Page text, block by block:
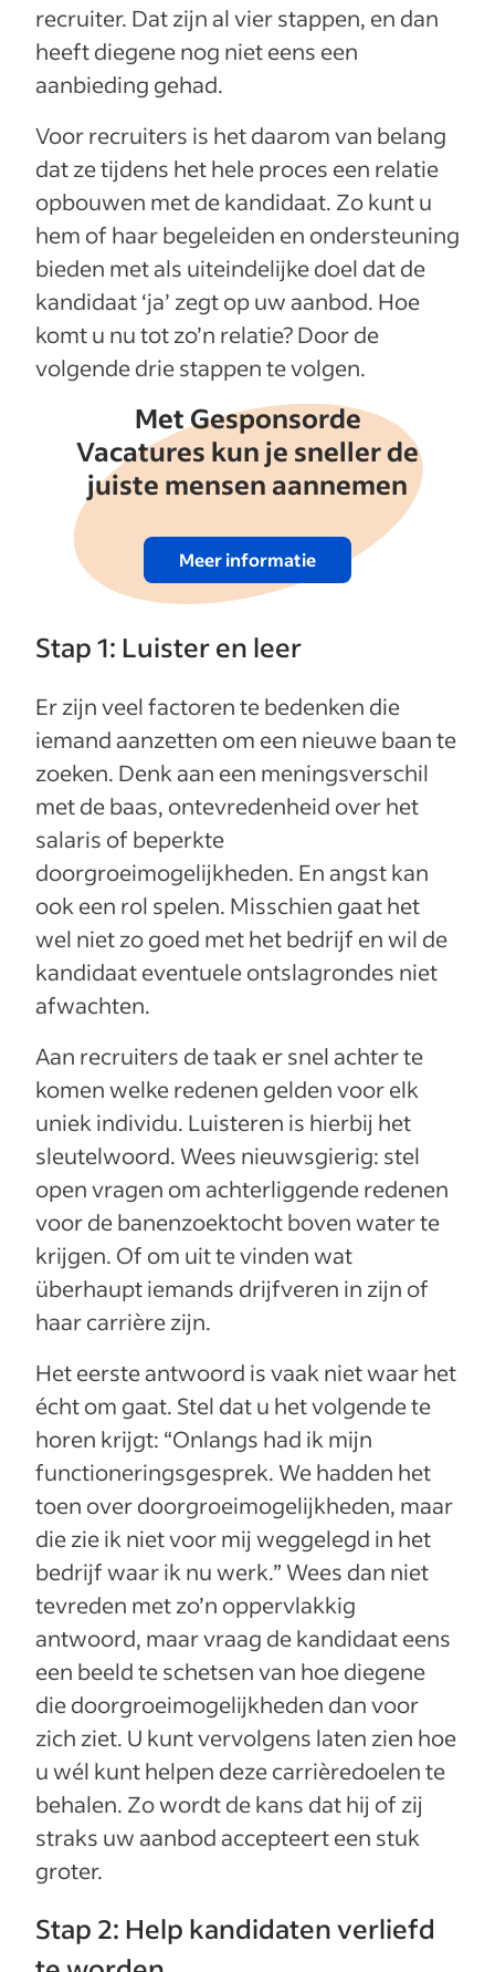
recruiter. Dat zijn al vier stappen, en dan
heeft diegene nog niet eens een
aanbieding gehad.
Voor recruiters is het daarom van belang
dat ze tijdens het hele proces een relatie
opbouwen met de kandidaat. Zo kunt u
hem of haar begeleiden en ondersteuning
bieden met als uiteindelijke doel dat de
kandidaat ‘ja’ zegt op uw aanbod. Hoe
komt u nu tot zo’n relatie? Door de
volgende drie stappen te volgen.
Met Gesponsorde
Vacatures kun je sneller de
juiste mensen aannemen
Meer informatie
Stap 1: Luister en leer
Er zijn veel factoren te bedenken die
iemand aanzetten om een nieuwe baan te
zoeken. Denk aan een meningsverschil
met de baas, ontevredenheid over het
salaris of beperkte
doorgroeimogelijkheden. En angst kan
ook een rol spelen. Misschien gaat het
wel niet zo goed met het bedrijf en wil de
kandidaat eventuele ontslagrondes niet
afwachten.
Aan recruiters de taak er snel achter te
komen welke redenen gelden voor elk
uniek individu. Luisteren is hierbij het
sleutelwoord. Wees nieuwsgierig: stel
open vragen om achterliggende redenen
voor de banenzoektocht boven water te
krijgen. Of om uit te vinden wat
überhaupt iemands drijfveren in zijn of
haar carrière zijn.
Het eerste antwoord is vaak niet waar het
écht om gaat. Stel dat u het volgende te
horen krijgt: “Onlangs had ik mijn
functioneringsgesprek. We hadden het
toen over doorgroeimogelijkheden, maar
die zie ik niet voor mij weggelegd in het
bedrijf waar ik nu werk.” Wees dan niet
tevreden met zo’n oppervlakkig
antwoord, maar vraag de kandidaat eens
een beeld te schetsen van hoe diegene
die doorgroeimogelijkheden dan voor
zich ziet. U kunt vervolgens laten zien hoe
u wél kunt helpen deze carrièredoelen te
behalen. Zo wordt de kans dat hij of zij
straks uw aanbod accepteert een stuk
groter.
Stap 2: Help kandidaten verliefd